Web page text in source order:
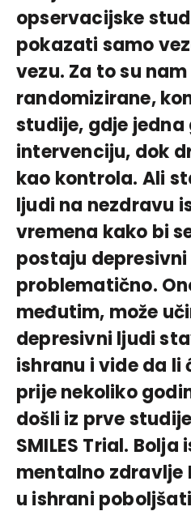
opservacijske
pokazati samo
vezu. Za to su
randomizirane,
studije, gdje
intervenciju, dok
kao kontrola. Ali
ljudi na nezdravu
vremena kako bi
postaju
problematično.
međutim, može
depresivni ljudi
ishranu i vide da li
prije nekoliko
došli iz prve
SMILES Trial.
mentalno zdravlje
u ishrani